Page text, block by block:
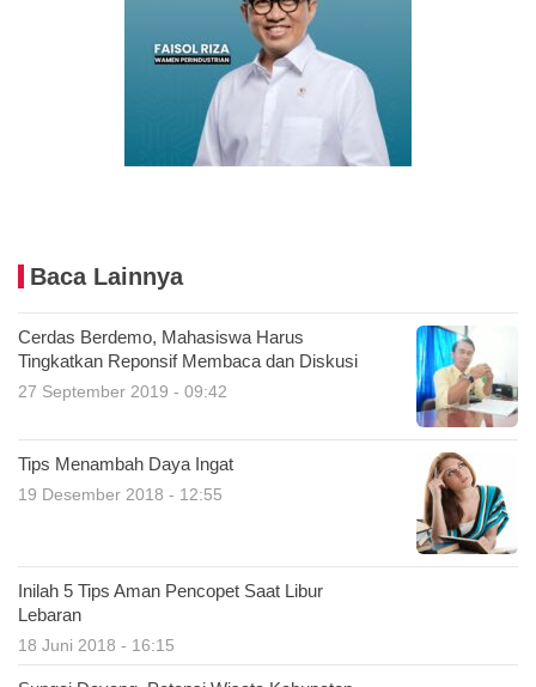
Baca Lainnya
Cerdas Berdemo, Mahasiswa Harus
Tingkatkan Reponsif Membaca dan Diskusi
27 September 2019 - 09:42
Tips Menambah Daya Ingat
19 Desember 2018 - 12:55
Inilah 5 Tips Aman Pencopet Saat Libur
Lebaran
18 Juni 2018 - 16:15